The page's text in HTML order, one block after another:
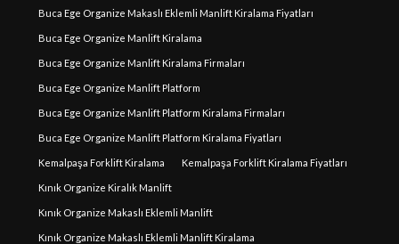
Buca Ege Organize Makaslı Eklemli Manlift Kiralama Fiyatları
Buca Ege Organize Manlift Kiralama
Buca Ege Organize Manlift Kiralama Firmaları
Buca Ege Organize Manlift Platform
Buca Ege Organize Manlift Platform Kiralama Firmaları
Buca Ege Organize Manlift Platform Kiralama Fiyatları
Kemalpaşa Forklift Kiralama Kemalpaşa Forklift Kiralama Fiyatları
Kınık Organize Kiralık Manlift
Kınık Organize Makaslı Eklemli Manlift
Kınık Organize Makaslı Eklemli Manlift Kiralama